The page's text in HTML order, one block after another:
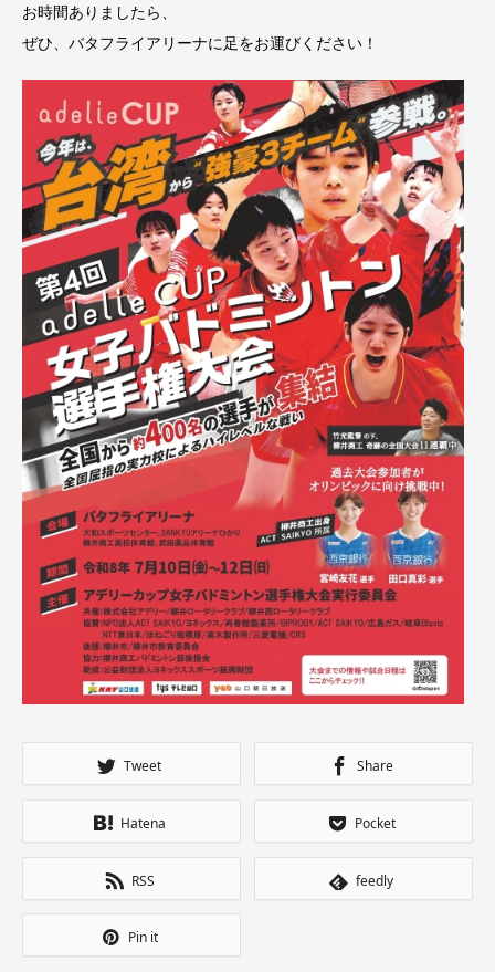
お時間ありましたら、
ぜひ、バタフライアリーナに足をお運びください！
Tweet Share
Hatena Pocket
RSS feedly
Pin it